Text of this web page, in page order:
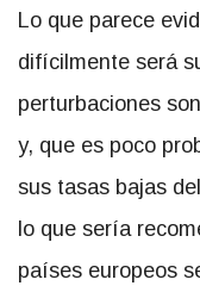
Lo que parece
difícilmente será
perturbaciones
y, que es poco
sus tasas bajas
lo que sería
países europeos